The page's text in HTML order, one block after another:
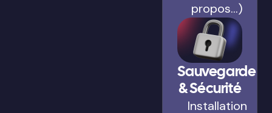
propos…)
Sauvegarde
& Sécurité
Installation